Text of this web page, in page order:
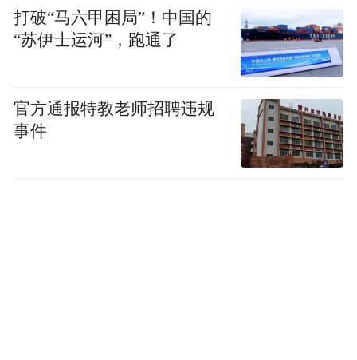
“特别声明：以上作品内容(包括在内的视频、图片或音
频)为凤凰网旗下自媒体平台“大风号”用户上传并发
布，本平台仅提供信息存储空间服务。
Notice: The content above (including the videos,
pictures and audios if any) is uploaded and posted
by the user of Dafeng Hao, which is a social media
platform and merely provides information storage
space services.”
打破“马六甲困局”！中国的
“苏伊士运河”，跑通了
官方通报特教老师招聘违规
事件